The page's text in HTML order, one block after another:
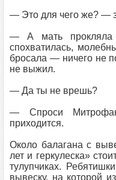
— Это для чего же? —
— А мать прокляла
спохватилась,
бросала — ничего не
не выжил.
— Да ты не врешь?
— Спроси
приходится.
Около балагана с
лет и геркулеска»
тулупчиках.
вывеску, на которой